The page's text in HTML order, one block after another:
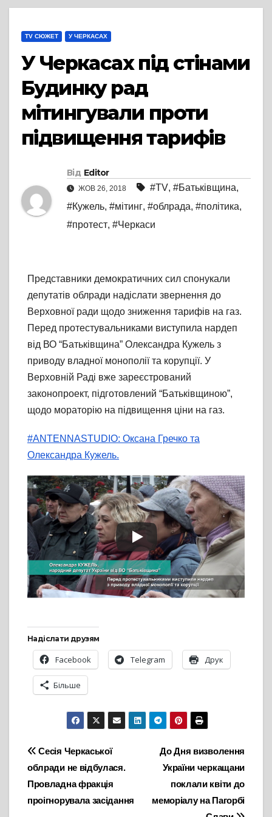
TV СЮЖЕТ У ЧЕРКАСАХ
У Черкасах під стінами
Будинку рад
мітингували проти
підвищення тарифів
Від Editor
ЖОВ 26, 2018 #TV, #Батьківщина,
#Кужель, #мітинг, #облрада, #політика,
#протест, #Черкаси
Представники демократичних сил спонукали
депутатів облради надіслати звернення до
Верховної ради щодо зниження тарифів на газ.
Перед протестувальниками виступила нардеп
від ВО “Батьківщина” Олександра Кужель з
приводу владної монополії та корупції. У
Верховній Раді вже зареєстрований
законопроект, підготовлений “Батьківщиною”,
щодо мораторію на підвищення ціни на газ.
#ANTENNASTUDIO: Оксана Гречко та
Олександра Кужель.
Надіслати друзям
Facebook Telegram Друк
Більше
Навігація
записів
До Дня визволення
України черкащани
поклали квіти до
меморіалу на Пагорбі
Сесія Черкаської
облради не відбулася.
Провладна фракція
проігнорувала засідання